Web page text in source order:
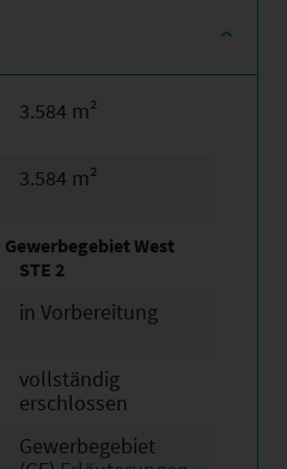
3.584 m²
3.584 m²
Gewerbegebiet West
STE 2
in Vorbereitung
vollständig
erschlossen
Gewerbegebiet